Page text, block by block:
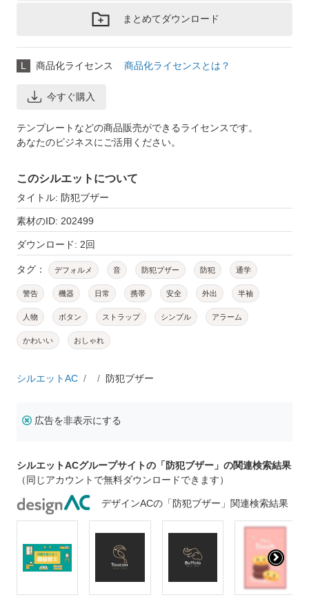
まとめてダウンロード
L 商品化ライセンス 商品化ライセンスとは？
今すぐ購入
テンプレートなどの商品販売ができるライセンスです。
あなたのビジネスにご活用ください。
このシルエットについて
タイトル: 防犯ブザー
素材のID: 202499
ダウンロード: 2回
タグ： デフォルメ 音 防犯ブザー 防犯 通学
警告 機器 日常 携帯 安全 外出 半袖
人物 ボタン ストラップ シンプル アラーム
かわいい おしゃれ
シルエットAC 防犯ブザー
広告を非表示にする
シルエットACグループサイトの「防犯ブザー」の関連検索結果
（同じアカウントで無料ダウンロードできます）
デザインACの「防犯ブザー」関連検索結果